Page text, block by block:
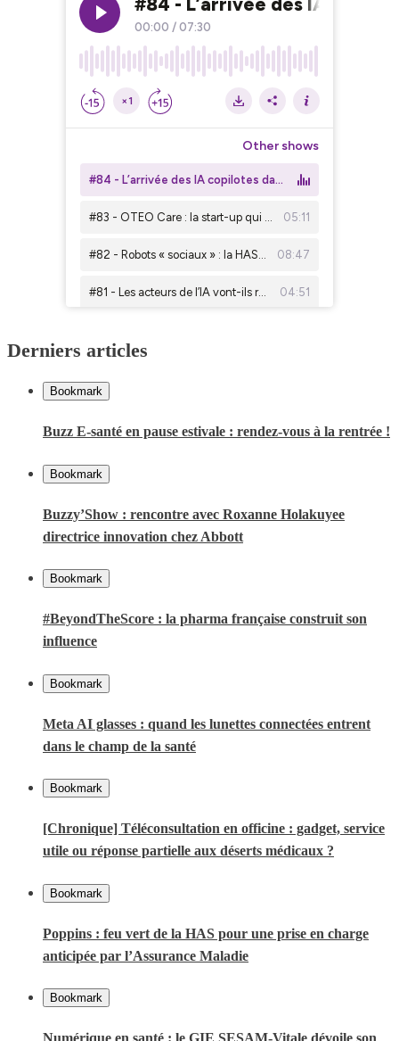
Derniers articles
Bookmark
Buzz E-santé en pause estivale : rendez-vous à la rentrée !
Bookmark
Buzzy’Show : rencontre avec Roxanne Holakuyee
directrice innovation chez Abbott
Bookmark
#BeyondTheScore : la pharma française construit son
influence
Bookmark
Meta AI glasses : quand les lunettes connectées entrent
dans le champ de la santé
Bookmark
[Chronique] Téléconsultation en officine : gadget, service
utile ou réponse partielle aux déserts médicaux ?
Bookmark
Poppins : feu vert de la HAS pour une prise en charge
anticipée par l’Assurance Maladie
Bookmark